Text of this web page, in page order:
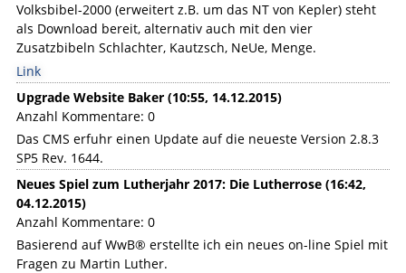
Volksbibel-2000 (erweitert z.B. um das NT von Kepler) steht
als Download bereit, alternativ auch mit den vier
Zusatzbibeln Schlachter, Kautzsch, NeUe, Menge.
Link
Upgrade Website Baker (10:55, 14.12.2015)
Anzahl Kommentare: 0
Das CMS erfuhr einen Update auf die neueste Version 2.8.3
SP5 Rev. 1644.
Neues Spiel zum Lutherjahr 2017: Die Lutherrose (16:42,
04.12.2015)
Anzahl Kommentare: 0
Basierend auf WwB® erstellte ich ein neues on-line Spiel mit
Fragen zu Martin Luther.